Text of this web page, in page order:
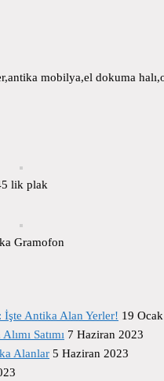
mobilya,el dokuma
lik plak
Gramofon
İşte Antika Alan Yerler! 19
Satımı 7 Haziran 2023
Alanlar 5 Haziran 2023